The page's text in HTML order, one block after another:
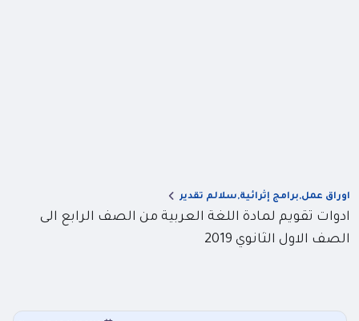
اوراق عمل,برامج إثرائية,سلالم تقدير
ادوات تقويم لمادة اللغة العربية من الصف الرابع الى
الصف الاول الثانوي 2019